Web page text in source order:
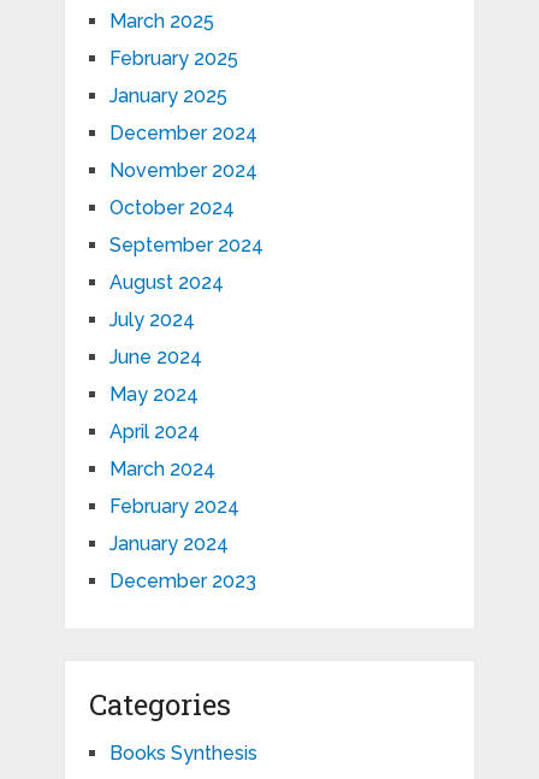
March 2025
February 2025
January 2025
December 2024
November 2024
October 2024
September 2024
August 2024
July 2024
June 2024
May 2024
April 2024
March 2024
February 2024
January 2024
December 2023
Categories
Books Synthesis